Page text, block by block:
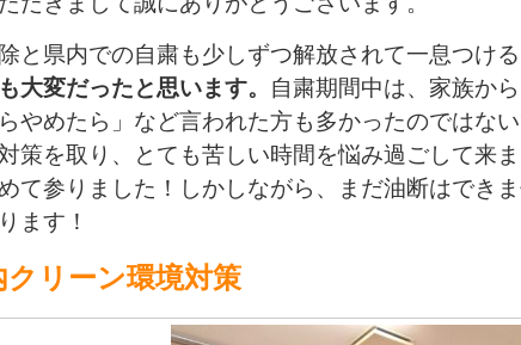
と県内での自粛も少しずつ解放されて一息つけ
大変だったと思います。 自粛期間中は、家族か
やめたら」など言われた方も多かったのではな
策を取り、とても苦しい時間を悩み過ごして来ま
て参りました！ しかしながら、まだ油断はでき
ます！
クリーン環境対策